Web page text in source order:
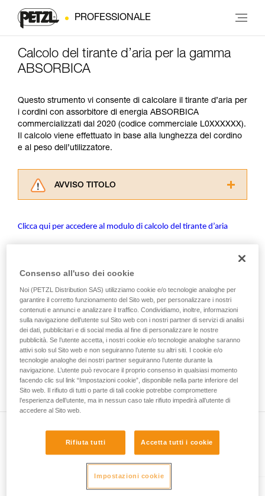
PROFESSIONALE
Calcolo del tirante d’aria per la gamma
ABSORBICA
Questo strumento vi consente di calcolare il tirante d’aria per
i cordini con assorbitore di energia ABSORBICA
commercializzati dal 2020 (codice commerciale L0XXXXXX).
Il calcolo viene effettuato in base alla lunghezza del cordino
e al peso dell’utilizzatore.
AVVISO TITOLO
consultarlo. Dovete aver compreso le
formazione ed un addestramento specifico.
Verificate con un professionista la vostra
capacità di rifare la manovra, da soli, in piena
sicurezza, prima di riprodurla autonomamente.
Forniamo esempi di tecniche relative alla vostra
attività. Ne possono esistere altre che non
vengono qui descritte.
Clicca qui per accedere al modulo di calcolo del tirante d’aria
Presente nell'articolo
Consenso all'uso dei cookie
Noi (PETZL Distribution SAS) utilizziamo cookie e/o tecnologie analoghe per
garantire il corretto funzionamento del Sito web, per personalizzare i nostri
contenuti e annunci e analizzare il traffico. Condividiamo, inoltre, informazioni
sulla navigazione dell’utente sul Sito web con i nostri partner di servizi di analisi
dei dati, pubblicitari e di social media al fine di personalizzare le nostre
pubblicità. Se l’utente accetta, i nostri cookie e/o tecnologie analoghe saranno
attivi solo sul Sito web e non seguiranno l’utente su altri siti. I cookie e/o
tecnologie analoghe dei nostri partner seguiranno l’utente durante la
navigazione. L’utente può revocare il proprio consenso in qualsiasi momento
facendo clic sul link “Impostazioni cookie”, disponibile nella parte inferiore del
Sito web. Il rifiuto di tutti o parte di tali cookie potrebbe compromettere
l’esperienza dell’utente, ma in nessun caso tale rifiuto impedirà all’utente di
accedere al Sito web.
Rifiuta tutti Accetta tutti i cookie
Impostazioni cookie